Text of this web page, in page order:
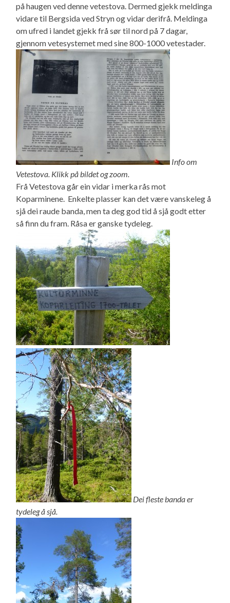
på haugen ved denne vetestova. Dermed gjekk meldinga
vidare til Bergsida ved Stryn og vidar derifrå. Meldinga
om ufred i landet gjekk frå sør til nord på 7 dagar,
gjennom vetesystemet med sine 800-1000 vetestader.
Info om
Vetestova. Klikk på bildet og zoom.
Frå Vetestova går ein vidar i merka rås mot
Koparminene. Enkelte plasser kan det være vanskeleg å
sjå dei raude banda, men ta deg god tid å sjå godt etter
så finn du fram. Råsa er ganske tydeleg.
Dei fleste banda er
tydeleg å sjå.